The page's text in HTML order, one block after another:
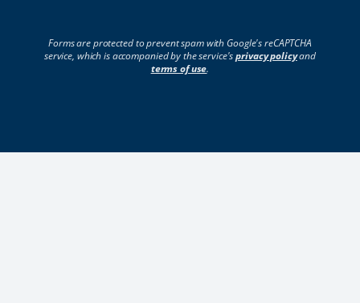
Forms are protected to prevent spam with Google's reCAPTCHA
service, which is accompanied by the service'sprivacy policyand
terms of use.